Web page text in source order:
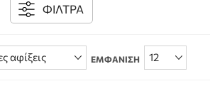
ΦΙΛΤΡΑ
ΕΜΦΑΝΙΣΗ